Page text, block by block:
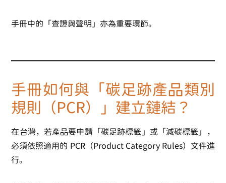
手冊中的「查證與聲明」亦為重要環節。
手冊如何與「碳足跡產品類別
規則（PCR）」建立鏈結？
在台灣，若產品要申請「碳足跡標籤」或「減碳標籤」，
必須依照適用的 PCR（Product Category Rules）文件進
行。